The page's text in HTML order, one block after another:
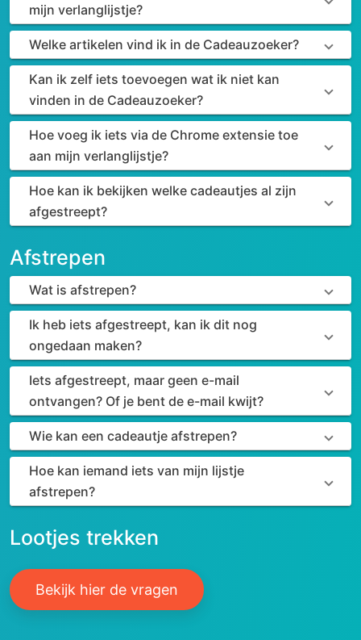
mijn verlanglijstje?
Welke artikelen vind ik in de Cadeauzoeker?
Kan ik zelf iets toevoegen wat ik niet kan
vinden in de Cadeauzoeker?
Hoe voeg ik iets via de Chrome extensie toe
aan mijn verlanglijstje?
Hoe kan ik bekijken welke cadeautjes al zijn
afgestreept?
Afstrepen
Wat is afstrepen?
Ik heb iets afgestreept, kan ik dit nog
ongedaan maken?
Iets afgestreept, maar geen e-mail
ontvangen? Of je bent de e-mail kwijt?
Wie kan een cadeautje afstrepen?
Hoe kan iemand iets van mijn lijstje
afstrepen?
Lootjes trekken
Bekijk hier de vragen